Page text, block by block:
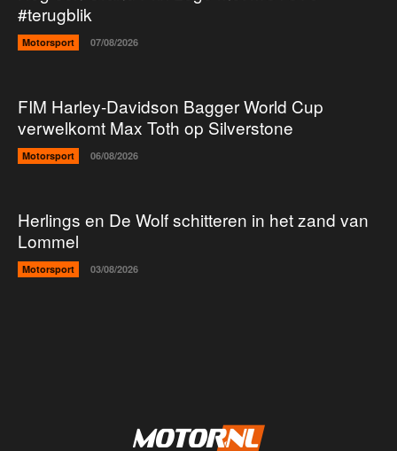
#terugblik
Motorsport 07/08/2026
FIM Harley-Davidson Bagger World Cup
verwelkomt Max Toth op Silverstone
Motorsport 06/08/2026
Herlings en De Wolf schitteren in het zand van
Lommel
Motorsport 03/08/2026